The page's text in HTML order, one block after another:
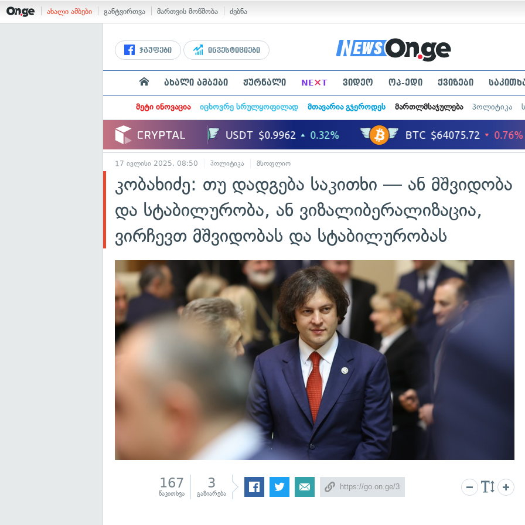
ახალი ამბები განტვირთვა მართვის მოწმობა ძებნა
ჯგუფები ინვესტიციები
ახალი ამბები ჟურნალი NE×T ვიდეო ოპ-ედი ქვიზები
მეტი ინოვაცია იცხოვრე სრულყოფილად მთავარია გჯეროდეს მართლმსაჯულება პოლიტიკა
17 ივლისი 2025, 08:50 პოლიტიკა მსოფლიო
კობახიძე: თუ დადგება საკითხი — ან მშვიდობა
და სტაბილურობა, ან ვიზალიბერალიზაცია,
ვირჩევთ მშვიდობას და სტაბილურობას
167
წაკითხვა
3
გაზიარება